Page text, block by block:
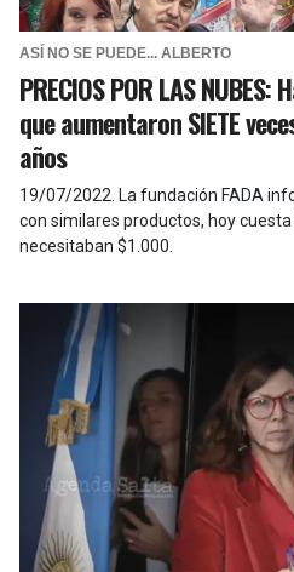
ASÍ NO SE PUEDE... ALBERTO
PRECIOS POR LAS
que aumentaron SIETE
años
19/07/2022 La fundación FADA
con similares productos, hoy
necesitaban $1.000.